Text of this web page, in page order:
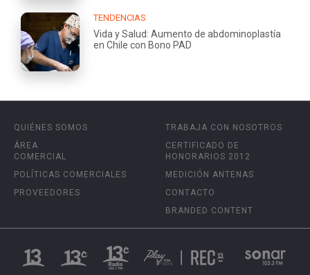
TENDENCIAS
Vida y Salud: Aumento de abdominoplastía
en Chile con Bono PAD
QUIÉNES SOMOS
ÁREA
COMERCIAL
POLÍTICAS COMERCIALES
PROVEEDORES
TRABAJA CON NOSOTROS
CERTIFICADO DE
HONORARIOS 2012
MEDICIÓN ANTENAS
CONTACTO
BRANDED CONTENT